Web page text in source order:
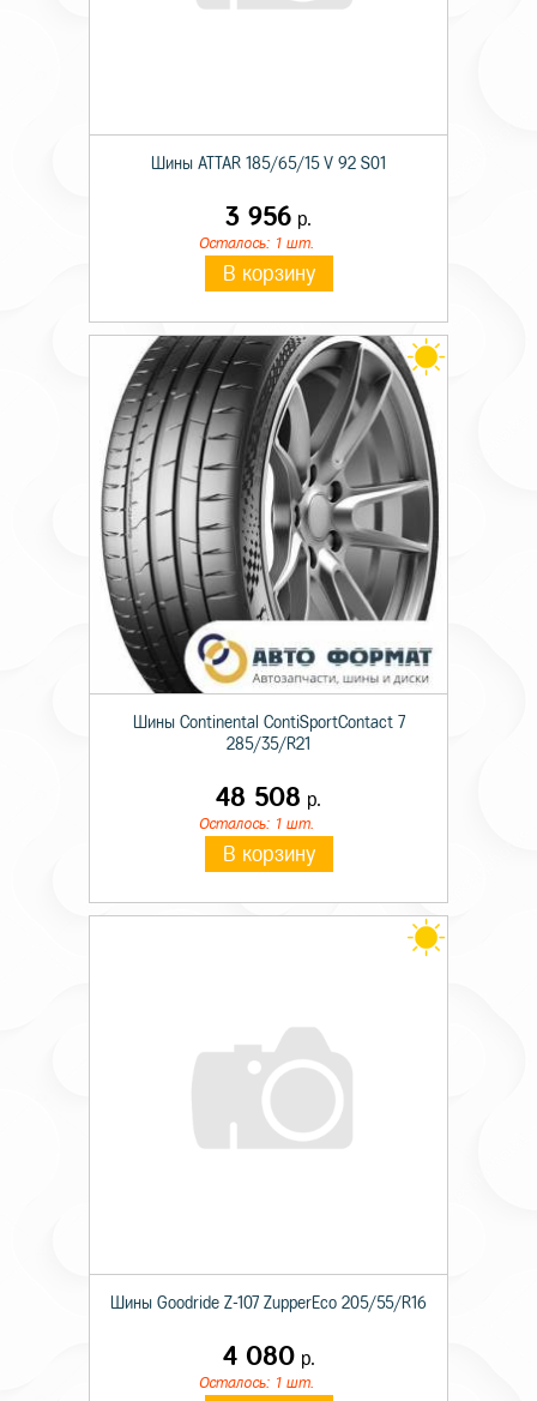
Шины ATTAR 185/65/15 V 92 S01
3 956 р.
Осталось: 1 шт.
В корзину
Шины Continental ContiSportContact 7
285/35/R21
48 508 р.
Осталось: 1 шт.
В корзину
Шины Goodride Z-107 ZupperEco 205/55/R16
4 080р.
Осталось: 1 шт.